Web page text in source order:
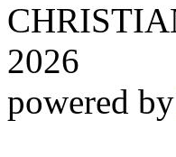
2026
powered by